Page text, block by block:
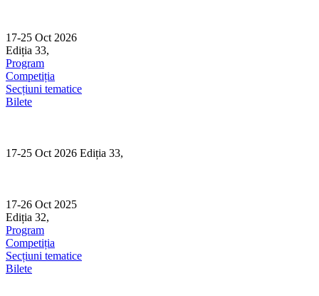
content
17-25 Oct 2026
Ediția 33,
Program
Competiția
Secțiuni tematice
Bilete
17-25 Oct 2026 Ediția 33,
17-26 Oct 2025
Ediția 32,
Program
Competiția
Secțiuni tematice
Bilete